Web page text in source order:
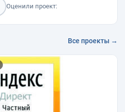
Оценили проект:
Все проекты →